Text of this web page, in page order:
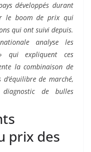
développés durant
le boom de prix qui
qui ont suivi depuis.
analyse les
qui expliquent ces
la combinaison de
de marché,
de bulles
prix des